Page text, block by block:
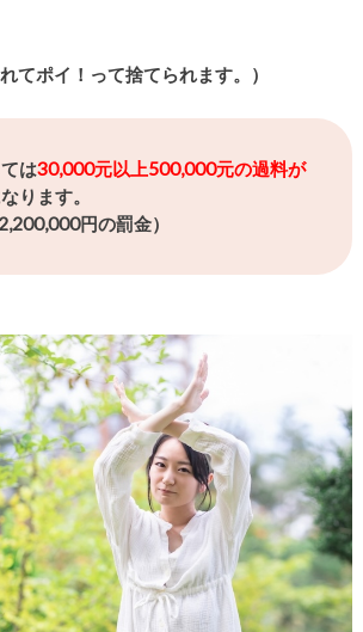
てポイ！って捨てられます。）
は30,000元以上500,000元の過料が
ります。
円の罰金）